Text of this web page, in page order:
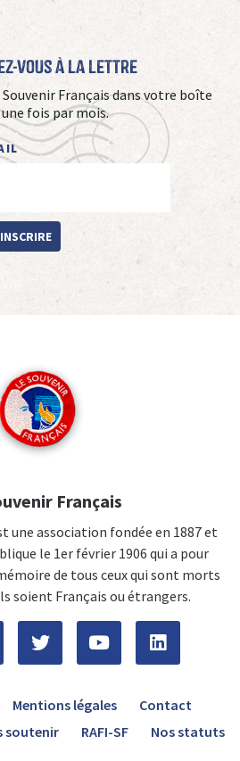
vous à La Lettre
Souvenir Français dans votre boîte
fois par mois.
Français
une association fondée en 1887 et
le 1er février 1906 qui a pour
de tous ceux qui sont morts
soient Français ou étrangers.
Mentions légales
Contact
soutenir RAFI-SF Nos statuts